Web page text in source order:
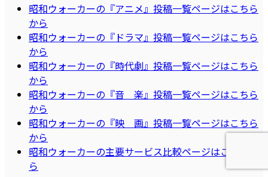
昭和ウォーカーの『アニメ』投稿一覧ページはこちら
から
昭和ウォーカーの『ドラマ』投稿一覧ページはこちら
から
昭和ウォーカーの『時代劇』投稿一覧ページはこちら
から
昭和ウォーカーの『音 楽』投稿一覧ページはこちら
から
昭和ウォーカーの『映 画』投稿一覧ページはこちら
から
昭和ウォーカーの主要サービス比較ページはこちらか
ら